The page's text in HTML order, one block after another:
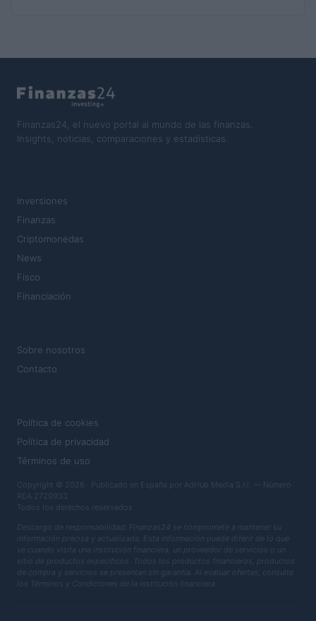
Finanzas24, el nuevo portal al mundo de las finanzas.
Insights, noticias, comparaciones y estadísticas.
Inversiones
Finanzas
Criptomonedas
News
Fisco
Financiación
Sobre nosotros
Contacto
Política de cookies
Política de privacidad
Términos de uso
Copyright © 2026 · Publicado en España por AdHub Media S.r.l. — Número
REA 2729933
Todos los derechos reservados
Descargo de responsabilidad: Finanzas24 se compromete a mantener su
información precisa y actualizada. Esta información puede diferir de lo que
ve cuando visita una institución financiera, un proveedor de servicios o un
sitio de productos específicos. Todos los productos financieros, productos
de compra y servicios se presentan sin garantía. Al evaluar ofertas, consulte
los Términos y Condiciones de la institución financiera.